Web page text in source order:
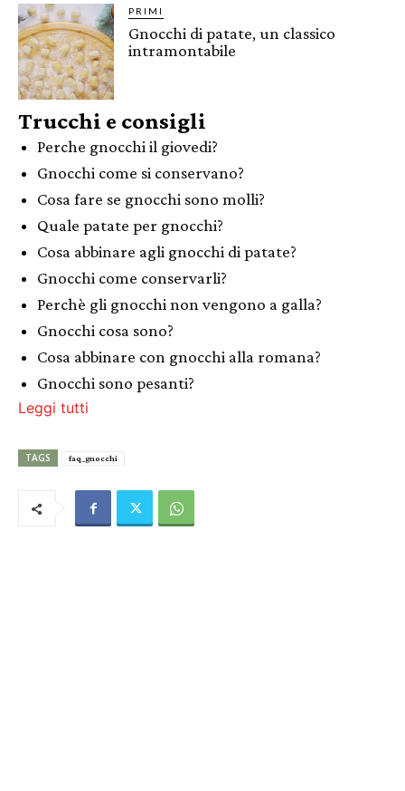
PRIMI
Gnocchi di patate, un classico
intramontabile
Trucchi e consigli
Perche gnocchi il giovedi?
Gnocchi come si conservano?
Cosa fare se gnocchi sono molli?
Quale patate per gnocchi?
Cosa abbinare agli gnocchi di patate?
Gnocchi come conservarli?
Perchè gli gnocchi non vengono a galla?
Gnocchi cosa sono?
Cosa abbinare con gnocchi alla romana?
Gnocchi sono pesanti?
Leggi tutti
TAGS faq_gnocchi